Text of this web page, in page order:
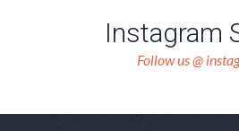
Instagram
Follow us @